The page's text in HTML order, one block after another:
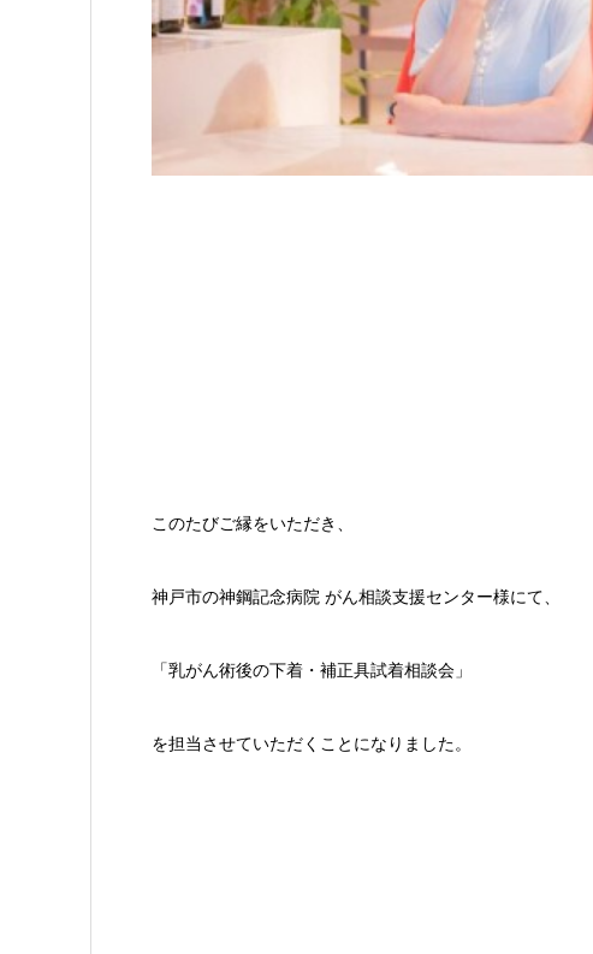
このたびご縁をいただき、
神戸市の神鋼記念病院 がん相談支援センター様にて、
「乳がん術後の下着・補正具試着相談会」
を担当させていただくことになりました。